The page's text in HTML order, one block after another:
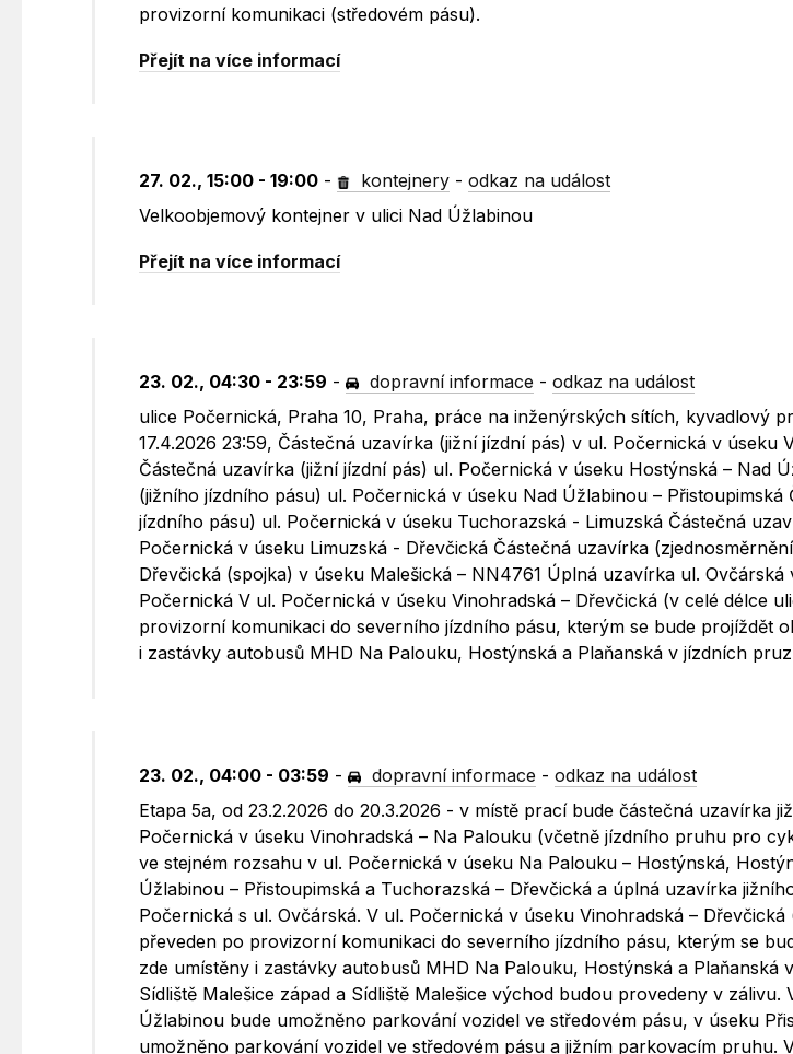
provizorní komunikaci (středovém pásu).
Přejít na více informací
27. 02., 15:00 - 19:00 - kontejnery -odkaz na událost
Velkoobjemový kontejner v ulici Nad Úžlabinou
Přejít na více informací
23. 02., 04:30 - 23:59 - dopravní informace -odkaz na událost
ulice Počernická, Praha 10, Praha, práce na inženýrských sítích, kyvadlový
17.4.2026 23:59, Částečná uzavírka (jižní jízdní pás) v ul. Počernická v úseku
Částečná uzavírka (jižní jízdní pás) ul. Počernická v úseku Hostýnská – Nad
(jižního jízdního pásu) ul. Počernická v úseku Nad Úžlabinou – Přistoupimská
jízdního pásu) ul. Počernická v úseku Tuchorazská - Limuzská Částečná
Počernická v úseku Limuzská - Dřevčická Částečná uzavírka
Dřevčická (spojka) v úseku Malešická – NN4761 Úplná uzavírka ul.
Počernická V ul. Počernická v úseku Vinohradská – Dřevčická (v celé délce
provizorní komunikaci do severního jízdního pásu, kterým se bude projíždět
i zastávky autobusů MHD Na Palouku, Hostýnská a Plaňanská v jízdních
23. 02., 04:00 - 03:59 - dopravní informace -odkaz na událost
Etapa 5a, od 23.2.2026 do 20.3.2026 - v místě prací bude částečná uzavírka
Počernická v úseku Vinohradská – Na Palouku (včetně jízdního pruhu pro
ve stejném rozsahu v ul. Počernická v úseku Na Palouku – Hostýnská,
Úžlabinou – Přistoupimská a Tuchorazská – Dřevčická a úplná uzavírka
Počernická s ul. Ovčárská. V ul. Počernická v úseku Vinohradská –
převeden po provizorní komunikaci do severního jízdního pásu, kterým se
zde umístěny i zastávky autobusů MHD Na Palouku, Hostýnská a Plaňanská
Sídliště Malešice západ a Sídliště Malešice východ budou provedeny v zálivu.
Úžlabinou bude umožněno parkování vozidel ve středovém pásu, v úseku
umožněno parkování vozidel ve středovém pásu a jižním parkovacím pruhu.